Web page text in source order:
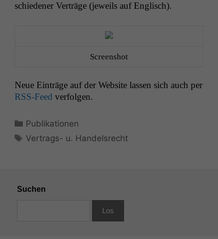
schieden­er Verträge (jew­eils auf Englisch).
Screen­shot
Neue Ein­träge auf der Web­site lassen sich auch per
RSS-Feed verfolgen.
Kategorien
Publikationen
Schlagwörter
Vertrags- u. Handelsrecht
Suchen